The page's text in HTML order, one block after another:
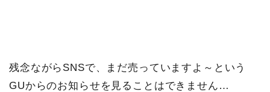
残念ながらSNSで、まだ売っていますよ～という
GUからのお知らせを見ることはできません…